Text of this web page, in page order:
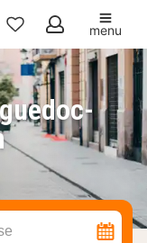
Meine
Favoriten
menu